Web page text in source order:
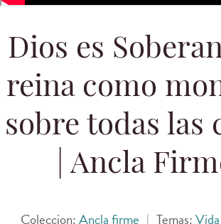
Dios es
reina como
sobre todas las
| Ancla
Coleccion:Ancla firme | Temas: